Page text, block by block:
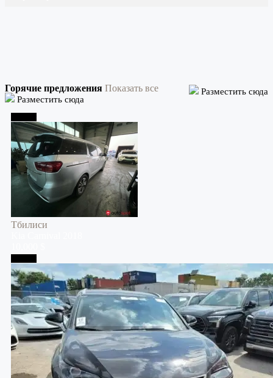
Горячие предложения Показать все
Разместить сюда
Разместить сюда
Тбилиси